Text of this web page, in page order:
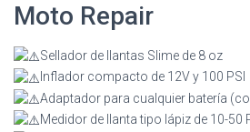
Moto Repair
Sellador de llantas Slime de 8 oz
Inflador compacto de 12V y 100 PSI
Adaptador para cualquier batería
Medidor de llanta tipo lápiz de 10-50